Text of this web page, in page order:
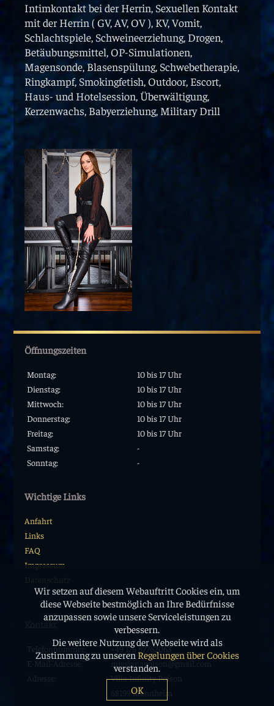
Wir setzen auf diesem Webauftritt Cookies ein, um
diese Webseite bestmöglich an Ihre Bedürfnisse
anzupassen sowie unsere Serviceleistungen zu
verbessern.
Die weitere Nutzung der Webseite wird als
Zustimmung zu unseren Regelungen über Cookies
verstanden.
OK
Intimkontakt bei der Herrin, Sexuellen Kontakt
mit der Herrin ( GV, AV, OV ), KV, Vomit,
Schlachtspiele, Schweineerziehung, Drogen,
Betäubungsmittel, OP-Simulationen,
Magensonde, Blasenspülung, Schwebetherapie,
Ringkampf, Smokingfetish, Outdoor, Escort,
Haus- und Hotelsession, Überwältigung,
Kerzenwachs, Babyerziehung, Military Drill
Öffnungszeiten
Montag:
10 bis 17 Uhr
Dienstag:
10 bis 17 Uhr
Mittwoch:
10 bis 17 Uhr
Donnerstag:
10 bis 17 Uhr
Freitag:
10 bis 17 Uhr
Samstag:
-
Sonntag:
-
Kontakt
Telefonnummer:
+49 176 87762063
misslanapoison@gmail.com
Villa Infinity Poison
68199 Mannheim
Wichtige Links
Anfahrt
Links
FAQ
Impressum